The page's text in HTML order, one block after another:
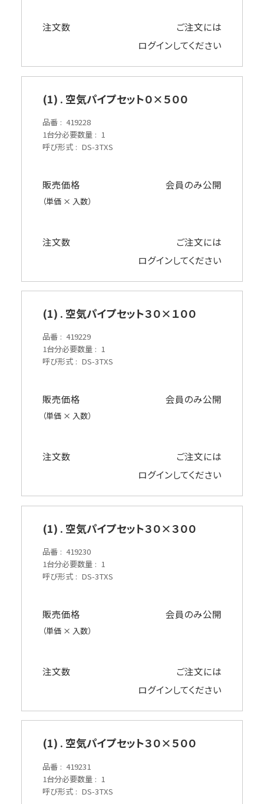
注文数
ご注文には
ログインしてください
(1) . 空気パイプセット０×５００
品番
419228
1台分必要数量
1
呼び形式
DS-3TXS
販売価格
（単価 × 入数）
会員のみ公開
注文数
ご注文には
ログインしてください
(1) . 空気パイプセット３０×１００
品番
419229
1台分必要数量
1
呼び形式
DS-3TXS
販売価格
（単価 × 入数）
会員のみ公開
注文数
ご注文には
ログインしてください
(1) . 空気パイプセット３０×３００
品番
419230
1台分必要数量
1
呼び形式
DS-3TXS
販売価格
（単価 × 入数）
会員のみ公開
注文数
ご注文には
ログインしてください
(1) . 空気パイプセット３０×５００
品番
419231
1台分必要数量
1
呼び形式
DS-3TXS